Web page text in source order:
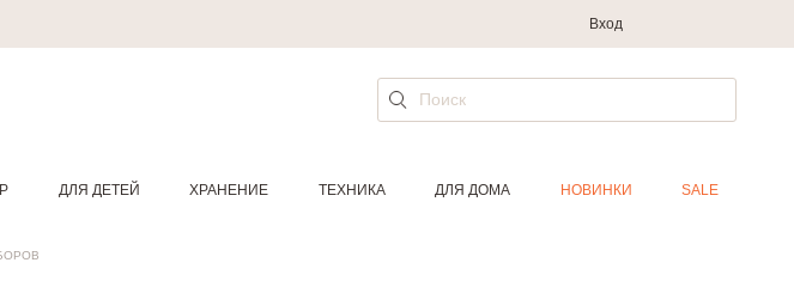
Вход
ДЛЯ ДЕТЕЙ ХРАНЕНИЕ ТЕХНИКА ДЛЯ ДОМА НОВИНКИ SALE